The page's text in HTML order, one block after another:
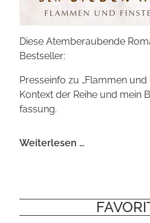
Diese Atem­beraubende
Bestseller:
Presseinfo zu „Flammen und
Kontext der Reihe und mein
fassung.
Weiterlesen …
Maas
"Das